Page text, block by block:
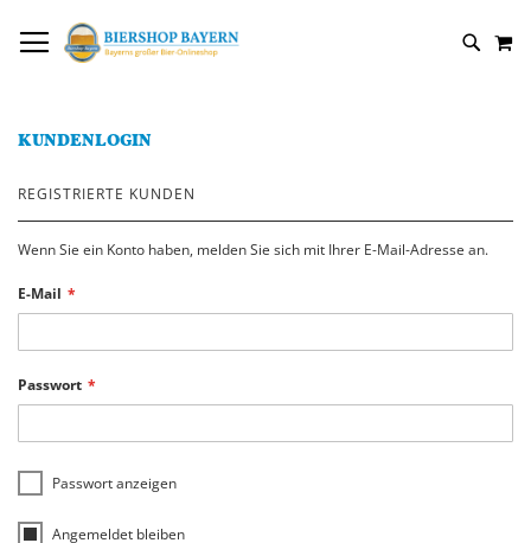
ZUM
INHALT
KUNDENLOGIN
REGISTRIERTE KUNDEN
Wenn Sie ein Konto haben, melden Sie sich mit Ihrer E-Mail-Adresse an.
E-Mail
Passwort
Passwort anzeigen
Angemeldet bleiben